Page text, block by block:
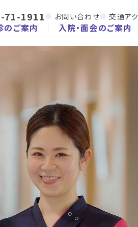
71-1911 お問い合わせ 交通ア
のご案内 入院・面会のご案内